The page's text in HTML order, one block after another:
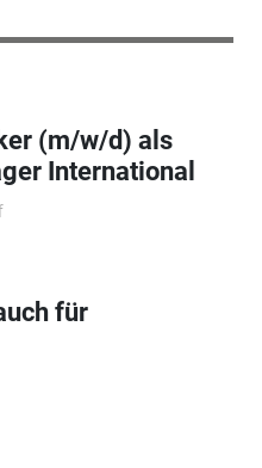
(m/w/d) als
International
für